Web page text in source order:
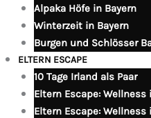
Alpaka Höfe in Bayern
Winterzeit in Bayern
Burgen und Schlösser
ELTERN ESCAPE
10 Tage Irland als Paar
Eltern Escape:
Eltern Escape: